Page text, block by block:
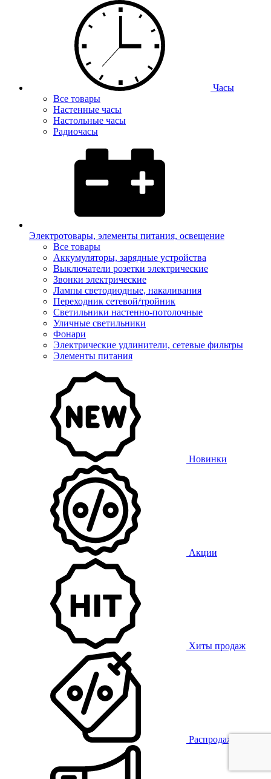
Часы
Все товары
Настенные часы
Настольные часы
Радиочасы
Электротовары, элементы питания, освещение
Все товары
Аккумуляторы, зарядные устройства
Выключатели розетки электрические
Звонки электрические
Лампы светодиодные, накаливания
Переходник сетевой/тройник
Светильники настенно-потолочные
Уличные светильники
Фонари
Электрические удлинители, сетевые фильтры
Элементы питания
Новинки
Акции
Хиты продаж
Распродажа